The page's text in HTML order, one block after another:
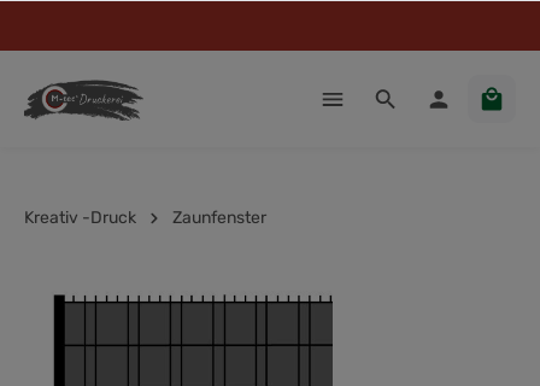
Kreativ -Druck Zaunfenster